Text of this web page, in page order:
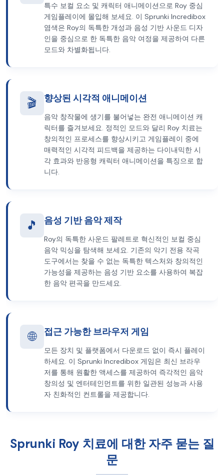
특수 보컬 요소 및 캐릭터 애니메이션으로 Roy 중심
게임플레이에 몰입해 보세요. 이 Sprunki Incredibox
염색은 Roy의 독특한 개성과 음성 기반 사운드 디자
인을 중심으로 한 독특한 음악 여정을 제공하여 다른
모드와 차별화됩니다.
🎬 향상된 시각적 애니메이션
음악 창작물에 생기를 불어넣는 완전 애니메이션 캐
릭터를 즐겨보세요. 정적인 모드와 달리 Roy 치료는
창의적인 프로세스를 향상시키고 게임플레이 중에
매력적인 시각적 피드백을 제공하는 다이내믹한 시
각 효과와 반응형 캐릭터 애니메이션을 특징으로 합
니다.
🎵 음성 기반 음악 제작
Roy의 독특한 사운드 팔레트로 혁신적인 보컬 중심
음악 믹싱을 탐색해 보세요. 기존의 악기 전용 작곡
도구에서는 찾을 수 없는 독특한 텍스처와 창의적인
가능성을 제공하는 음성 기반 요소를 사용하여 복잡
한 음악 편곡을 만드세요.
🌐 접근 가능한 브라우저 게임
모든 장치 및 플랫폼에서 다운로드 없이 즉시 플레이
하세요. 이 Sprunki Incredibox 게임은 최신 브라우
저를 통해 원활한 액세스를 제공하여 즉각적인 음악
창의성 및 엔터테인먼트를 위한 일관된 성능과 사용
자 친화적인 컨트롤을 제공합니다.
Sprunki Roy 치료에 대한 자주 묻는 질
문